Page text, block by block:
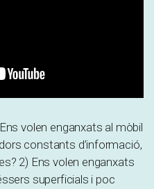
volen enganxats al mòbil
constants d’informació,
2) Ens volen enganxats
superficials i poc